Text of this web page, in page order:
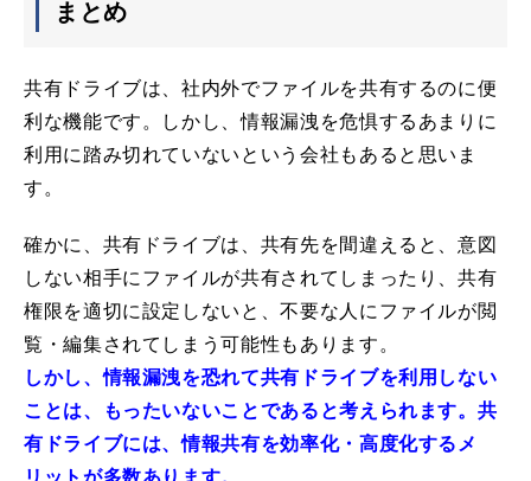
まとめ
共有ドライブは、社内外でファイルを共有するのに便
利な機能です。しかし、情報漏洩を危惧するあまりに
利用に踏み切れていないという会社もあると思いま
す。
確かに、共有ドライブは、共有先を間違えると、意図
しない相手にファイルが共有されてしまったり、共有
権限を適切に設定しないと、不要な人にファイルが閲
覧・編集されてしまう可能性もあります。
しかし、情報漏洩を恐れて共有ドライブを利用しない
ことは、もったいないことであると考えられます。共
有ドライブには、情報共有を効率化・高度化するメ
リットが多数あります。